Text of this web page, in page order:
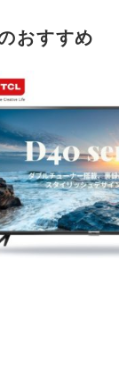
おすすめ